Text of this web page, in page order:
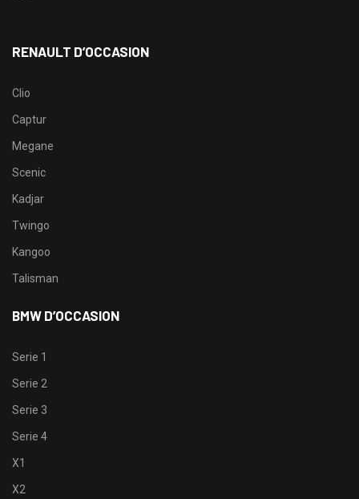
RENAULT D’OCCASION
Clio
Captur
Megane
Scenic
Kadjar
Twingo
Kangoo
Talisman
BMW D’OCCASION
Serie 1
Serie 2
Serie 3
Serie 4
X1
X2